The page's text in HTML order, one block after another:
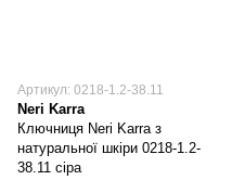
Артикул: 0218-1.2-38.11
Neri Karra
Ключниця Neri Karra з
натуральної шкіри 0218-1.2-
38.11 сіра